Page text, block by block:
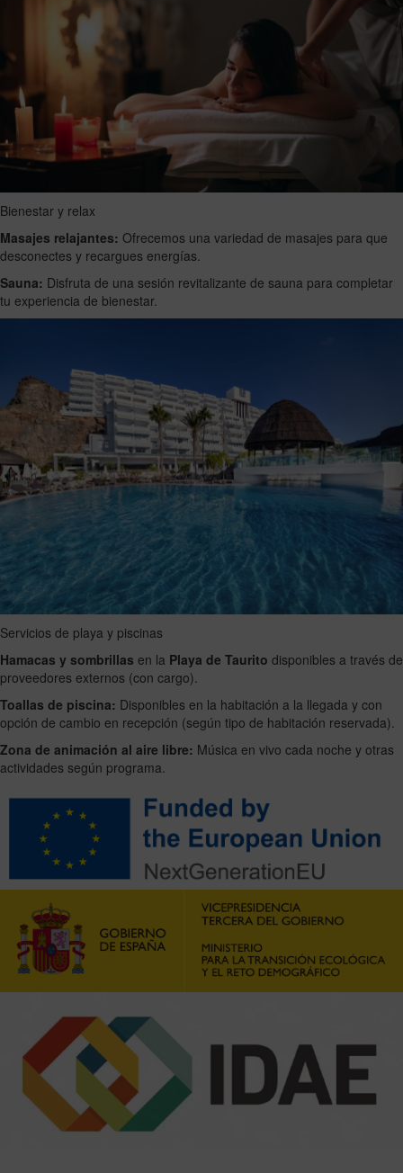
Bienestar y relax
Masajes relajantes: Ofrecemos una variedad de masajes para que
desconectes y recargues energías.
Sauna: Disfruta de una sesión revitalizante de sauna para completar
tu experiencia de bienestar.
Servicios de playa y piscinas
Hamacas y sombrillas en la Playa de Taurito disponibles a través de
proveedores externos (con cargo).
Toallas de piscina: Disponibles en la habitación a la llegada y con
opción de cambio en recepción (según tipo de habitación reservada).
Zona de animación al aire libre: Música en vivo cada noche y otras
actividades según programa.